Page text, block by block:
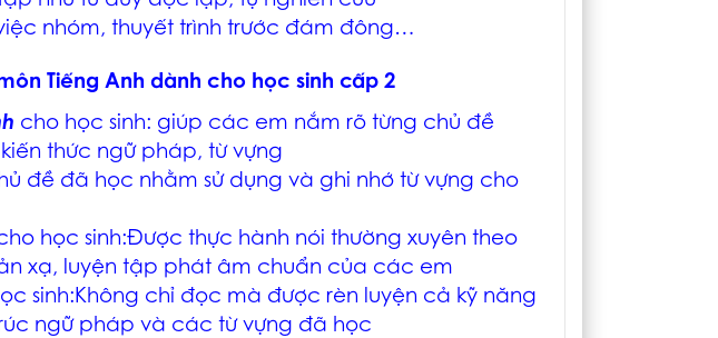
nhóm, thuyết trình trước đám đông…
Tiếng Anh dành cho học sinh cấp 2
cho học sinh: giúp các em nắm rõ từng chủ đề
thức ngữ pháp, từ vựng
đề đã học nhằm sử dụng và ghi nhớ từ vựng cho
học sinh:Được thực hành nói thường xuyên theo
xạ, luyện tập phát âm chuẩn của các em
sinh:Không chỉ đọc mà được rèn luyện cả kỹ năng
ngữ pháp và các từ vựng đã học